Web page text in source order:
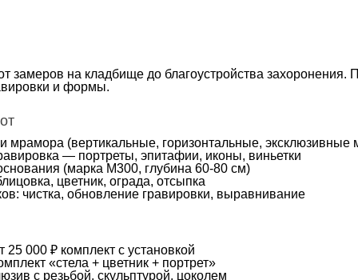
замеров на кладбище до благоустройства
и формы.
и мрамора (вертикальные, горизонтальные,
— портреты, эпитафии, иконы, виньетки
(марка М300, глубина 60-80 см)
цветник, ограда, отсыпка
чистка, обновление гравировки, выравнивание
000 ₽ комплект с установкой
«стела + цветник + портрет»
с резьбой, скульптурой, цоколем